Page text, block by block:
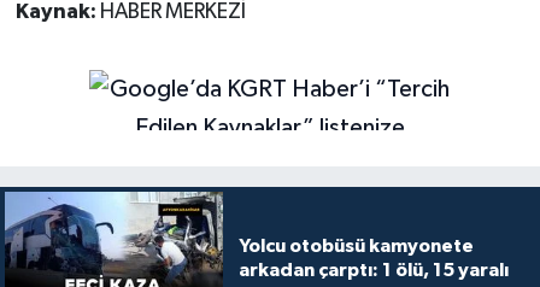
Kaynak: HABER MERKEZİ
Yolcu otobüsü kamyonete
arkadan çarptı: 1 ölü, 15 yaralı